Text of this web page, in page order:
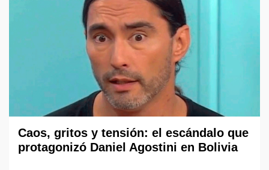
Caos, gritos y tensión: el escándalo que
protagonizó Daniel Agostini en Bolivia